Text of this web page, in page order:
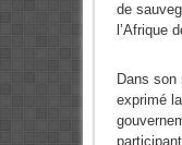
de
l’Afrique
Dans
exprimé